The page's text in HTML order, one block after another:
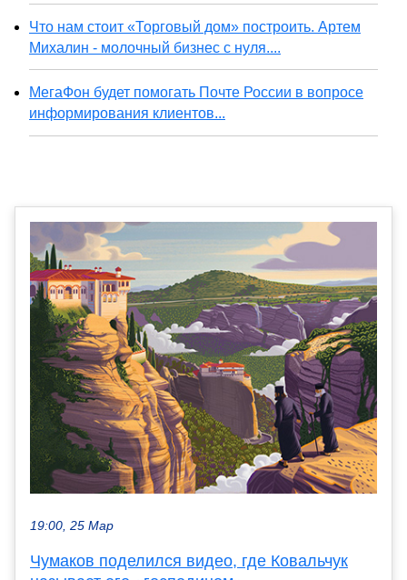
Что нам стоит «Торговый дом» построить. Артем
Михалин - молочный бизнес с нуля....
МегаФон будет помогать Почте России в вопросе
информирования клиентов...
19:00, 25 Мар
Чумаков поделился видео, где Ковальчук